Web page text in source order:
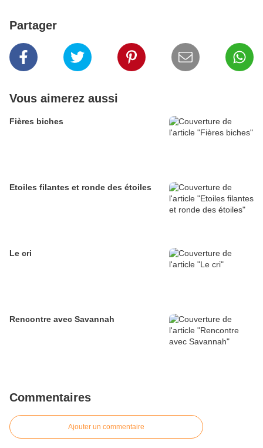
Partager
Vous aimerez aussi
Fières biches
Etoiles filantes et ronde des étoiles
Le cri
Rencontre avec Savannah
Commentaires
Ajouter un commentaire